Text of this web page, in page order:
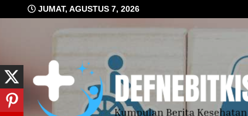
to
JUMAT, AGUSTUS 7, 2026